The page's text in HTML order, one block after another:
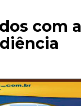
com a